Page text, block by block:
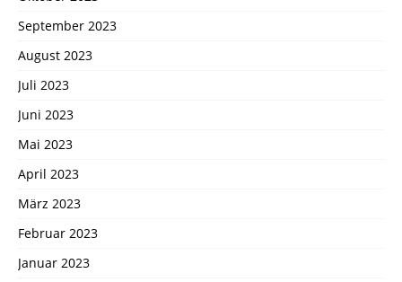
September 2023
August 2023
Juli 2023
Juni 2023
Mai 2023
April 2023
März 2023
Februar 2023
Januar 2023